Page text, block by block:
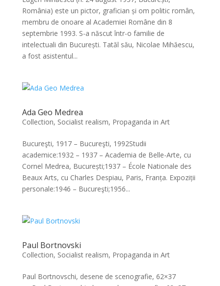
România) este un pictor, grafician și om politic român,
membru de onoare al Academiei Române din 8
septembrie 1993. S-a născut într-o familie de
intelectuali din București. Tatăl său, Nicolae Mihăescu,
a fost asistentul...
Ada Geo Medrea
Collection, Socialist realism, Propaganda in Art
Bucureşti, 1917 – Bucureşti, 1992Studii
academice:1932 – 1937 – Academia de Belle-Arte, cu
Cornel Medrea, București;1937 – École Nationale des
Beaux Arts, cu Charles Despiau, Paris, Franța. Expoziții
personale:1946 – Bucureşti;1956...
Paul Bortnovski
Collection, Socialist realism, Propaganda in Art
Paul Bortnovschi, desene de scenografie, 62×37